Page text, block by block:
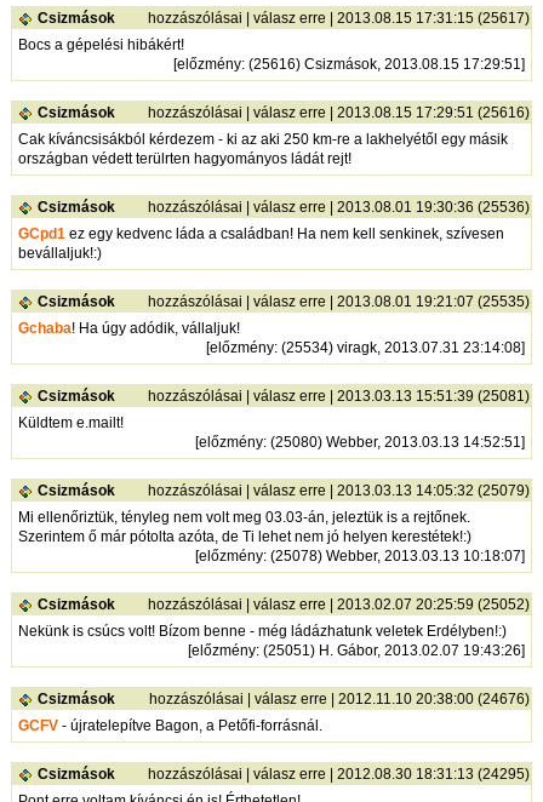
Csizmások hozzászólásai |válasz erre | 2013.08.15 17:31:15 (25617)
Bocs a gépelési hibákért!
[előzmény: (25616) Csizmások, 2013.08.15 17:29:51]
Csizmások hozzászólásai |válasz erre | 2013.08.15 17:29:51 (25616)
Cak kíváncsisákból kérdezem - ki az aki 250 km-re a lakhelyétől egy másik
országban védett terülrten hagyományos ládát rejt!
Csizmások hozzászólásai |válasz erre | 2013.08.01 19:30:36 (25536)
GCpd1 ez egy kedvenc láda a családban! Ha nem kell senkinek, szívesen
bevállaljuk!:)
Csizmások hozzászólásai |válasz erre | 2013.08.01 19:21:07 (25535)
Gchaba! Ha úgy adódik, vállaljuk!
[előzmény: (25534) viragk, 2013.07.31 23:14:08]
Csizmások hozzászólásai |válasz erre | 2013.03.13 15:51:39 (25081)
Küldtem e.mailt!
[előzmény: (25080) Webber, 2013.03.13 14:52:51]
Csizmások hozzászólásai |válasz erre | 2013.03.13 14:05:32 (25079)
Mi ellenőriztük, tényleg nem volt meg 03.03-án, jeleztük is a rejtőnek.
Szerintem ő már pótolta azóta, de Ti lehet nem jó helyen kerestétek!:)
[előzmény: (25078) Webber, 2013.03.13 10:18:07]
Csizmások hozzászólásai |válasz erre | 2013.02.07 20:25:59 (25052)
Nekünk is csúcs volt! Bízom benne - még ládázhatunk veletek Erdélyben!:)
[előzmény: (25051) H. Gábor, 2013.02.07 19:43:26]
Csizmások hozzászólásai |válasz erre | 2012.11.10 20:38:00 (24676)
GCFV - újratelepítve Bagon, a Petőfi-forrásnál.
Csizmások hozzászólásai |válasz erre | 2012.08.30 18:31:13 (24295)